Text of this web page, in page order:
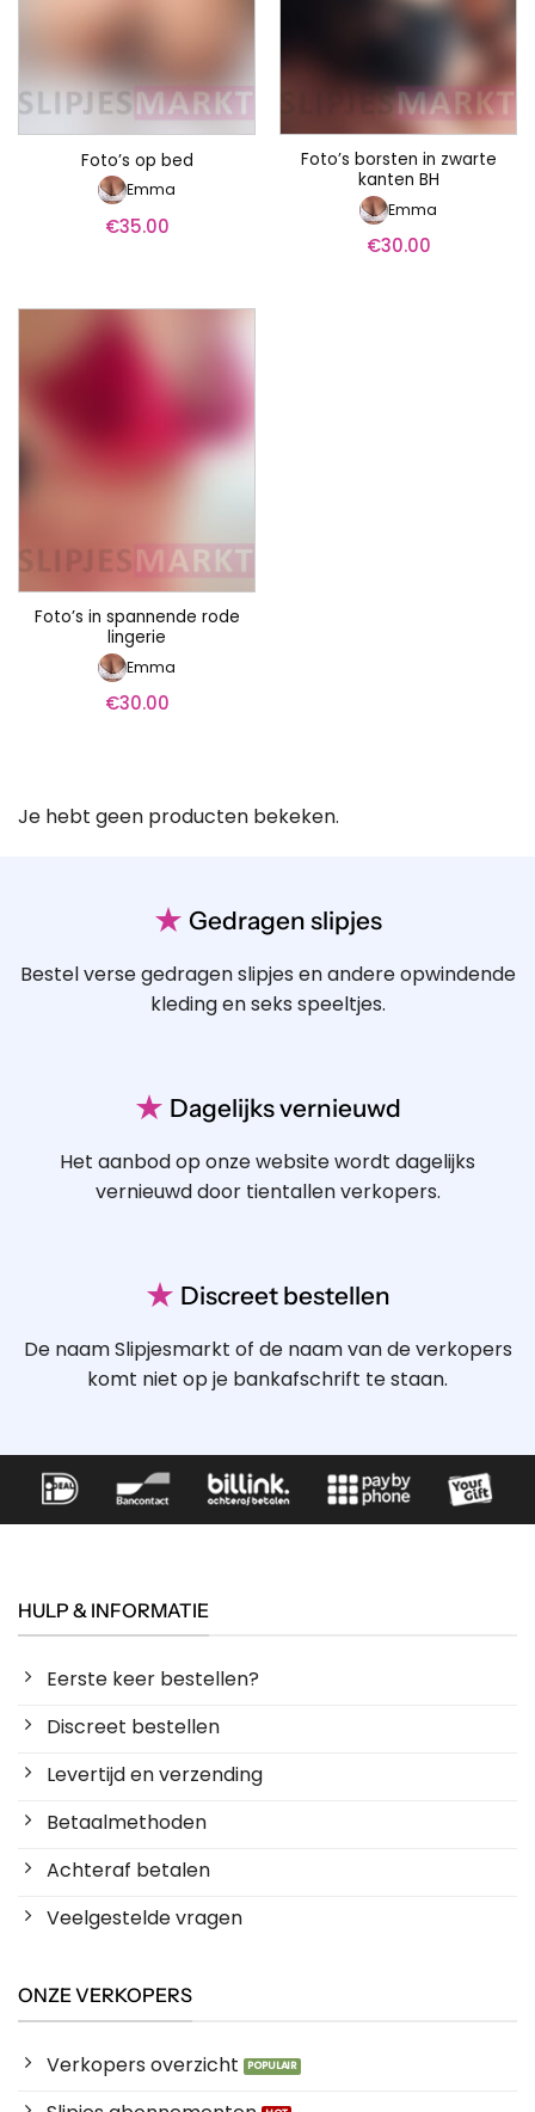
Foto’s op bed
Emma
€35.00
Foto’s borsten in zwarte
kanten BH
Emma
€30.00
Foto’s in spannende rode
lingerie
Emma
€30.00
Je hebt geen producten bekeken.
★ Gedragen slipjes
Bestel verse gedragen slipjes en andere opwindende
kleding en seks speeltjes.
★ Dagelijks vernieuwd
Het aanbod op onze website wordt dagelijks
vernieuwd door tientallen verkopers.
★ Discreet bestellen
De naam Slipjesmarkt of de naam van de verkopers
komt niet op je bankafschrift te staan.
HULP & INFORMATIE
Eerste keer bestellen?
Discreet bestellen
Levertijd en verzending
Betaalmethoden
Achteraf betalen
Veelgestelde vragen
ONZE VERKOPERS
Verkopers overzicht